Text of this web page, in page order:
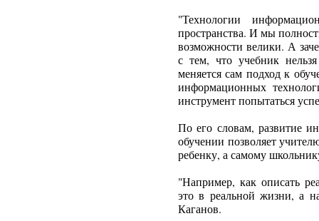
"Технологии
пространства. И мы
возможности велики. А
с тем, что учебник
меняется сам подход к
информационных
инструмент попытаться
По его словам, развитие
обучении позволяет
ребенку, а самому
"Например, как описать
это в реальной жизни, а
Каганов.